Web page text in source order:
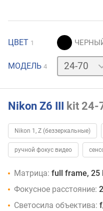
ЦВЕТ 1
МОДЕЛЬ 4
24-
10524-
Nikon Z6 III kit 24-
Nikon 1, Z (беззеркальные)
ручной фокус видео
Матрица: full frame,
Фокусное расстояние:
Светосила объектива: